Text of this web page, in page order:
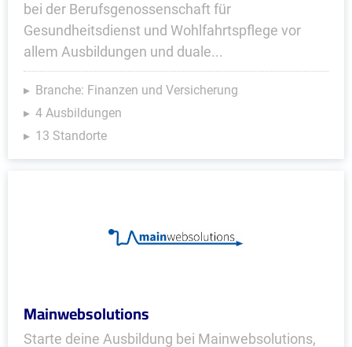
bei der Berufsgenossenschaft für
Gesundheitsdienst und Wohlfahrtspflege vor
allem Ausbildungen und duale...
Branche: Finanzen und Versicherung
4 Ausbildungen
13 Standorte
Mainwebsolutions
Starte deine Ausbildung bei Mainwebsolutions,